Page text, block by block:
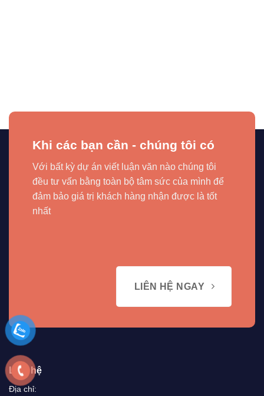
Khi các bạn cần - chúng tôi có
Với bất kỳ dự án viết luận văn nào chúng tôi
đều tư vấn bằng toàn bộ tâm sức của mình để
đảm bảo giá trị khách hàng nhận được là tốt
nhất
LIÊN HỆ NGAY
Liên hệ
Địa chỉ: